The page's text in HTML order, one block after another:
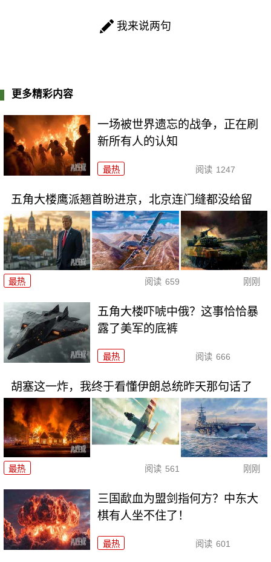
我来说两句
更多精彩内容
一场被世界遗忘的战争，正在刷
新所有人的认知
最热 阅读 1247
五角大楼鹰派翘首盼进京，北京连门缝都没给留
最热 阅读 659 刚刚
五角大楼吓唬中俄？这事恰恰暴
露了美军的底裤
最热 阅读 666
胡塞这一炸，我终于看懂伊朗总统昨天那句话了
最热 阅读 561 刚刚
三国歃血为盟剑指何方？中东大
棋有人坐不住了！
最热 阅读 601